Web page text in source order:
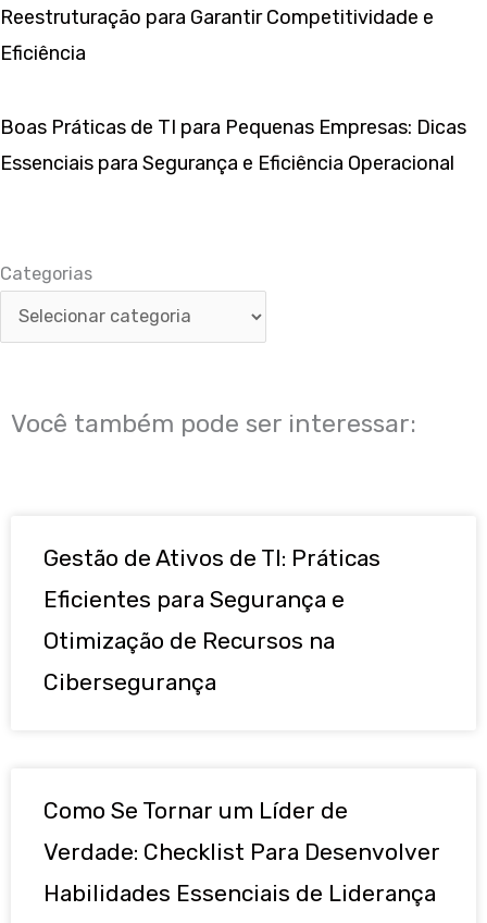
Reestruturação para Garantir Competitividade e
Eficiência
Boas Práticas de TI para Pequenas Empresas: Dicas
Essenciais para Segurança e Eficiência Operacional
Categorias
Você também pode ser interessar:
Gestão de Ativos de TI: Práticas
Eficientes para Segurança e
Otimização de Recursos na
Cibersegurança
Como Se Tornar um Líder de
Verdade: Checklist Para Desenvolver
Habilidades Essenciais de Liderança